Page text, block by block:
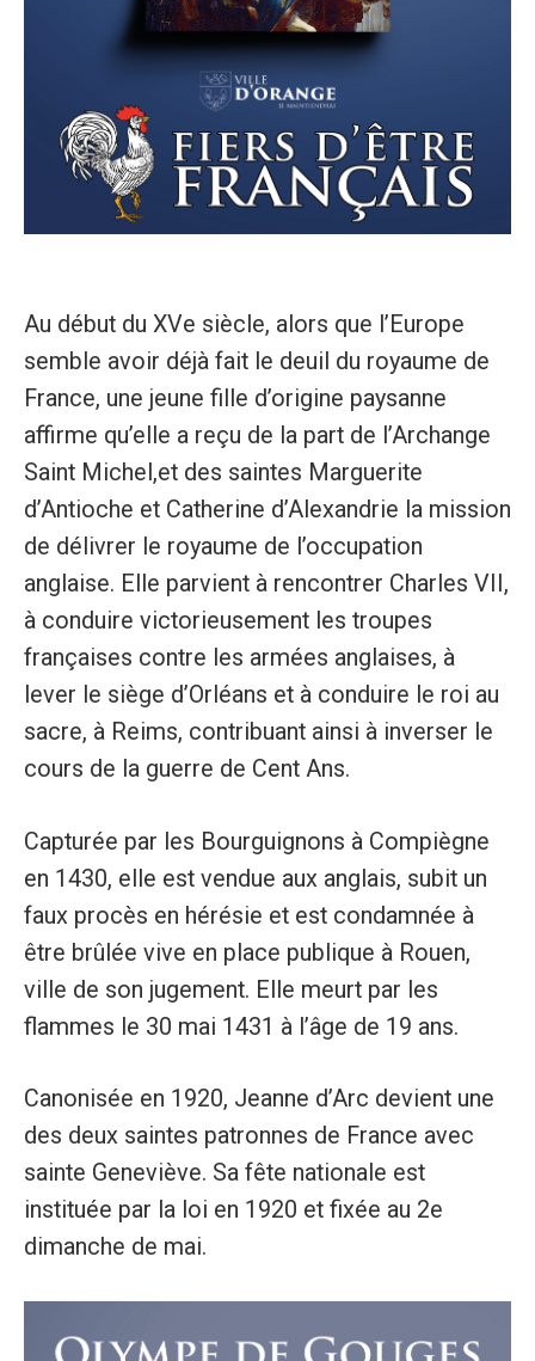
Au début du XVe siècle, alors que l’Europe
semble avoir déjà fait le deuil du royaume de
France, une jeune fille d’origine paysanne
affirme qu’elle a reçu de la part de l’Archange
Saint Michel,et des saintes Marguerite
d’Antioche et Catherine d’Alexandrie la mission
de délivrer le royaume de l’occupation
anglaise. Elle parvient à rencontrer Charles VII,
à conduire victorieusement les troupes
françaises contre les armées anglaises, à
lever le siège d’Orléans et à conduire le roi au
sacre, à Reims, contribuant ainsi à inverser le
cours de la guerre de Cent Ans.
Capturée par les Bourguignons à Compiègne
en 1430, elle est vendue aux anglais, subit un
faux procès en hérésie et est condamnée à
être brûlée vive en place publique à Rouen,
ville de son jugement. Elle meurt par les
flammes le 30 mai 1431 à l’âge de 19 ans.
Canonisée en 1920, Jeanne d’Arc devient une
des deux saintes patronnes de France avec
sainte Geneviève. Sa fête nationale est
instituée par la loi en 1920 et fixée au 2e
dimanche de mai.